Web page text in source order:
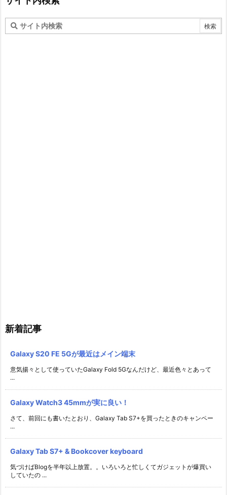
新着記事
Galaxy S20 FE 5Gが最近はメイン端末
意気揚々として使っていたGalaxy Fold 5Gなんだけど、最近色々とあって
...
Galaxy Watch3 45mmが実に良い！
さて、前回にも書いたとおり、Galaxy Tab S7+を買ったときのキャンペー
...
Galaxy Tab S7+ & Bookcover keyboard
気づけばBlogを半年以上放置。。いろいろと忙しくてガジェットが爆買い
していたの ...